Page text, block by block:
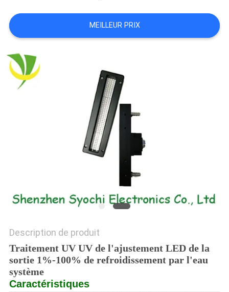
UNE
CITATION
PLAN
DU
MEILLEUR PRIX
Description de produit
Traitement UV UV de l'ajustement LED de la
sortie 1%-100% de refroidissement par l'eau
système
Caractéristiques